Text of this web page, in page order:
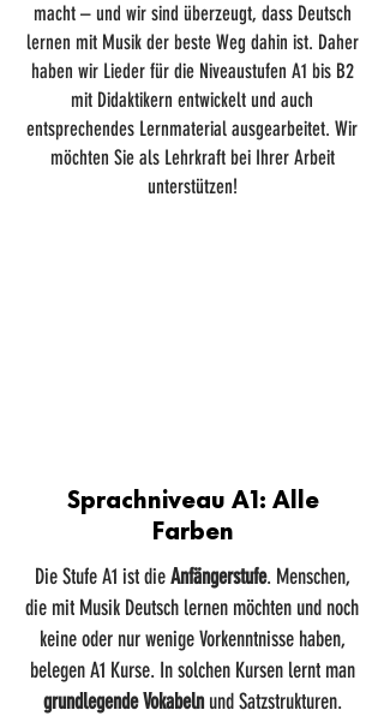
macht – und wir sind überzeugt, dass Deutsch
lernen mit Musik der beste Weg dahin ist. Daher
haben wir Lieder für die Niveaustufen A1 bis B2
mit Didaktikern entwickelt und auch
entsprechendes Lernmaterial ausgearbeitet. Wir
möchten Sie als Lehrkraft bei Ihrer Arbeit
unterstützen!
Sprachniveau A1: Alle
Farben
Die Stufe A1 ist dieAnfängerstufe. Menschen,
die mit Musik Deutsch lernen möchten und noch
keine oder nur wenige Vorkenntnisse haben,
belegen A1 Kurse. In solchen Kursen lernt man
grundlegende Vokabelnund Satzstrukturen.